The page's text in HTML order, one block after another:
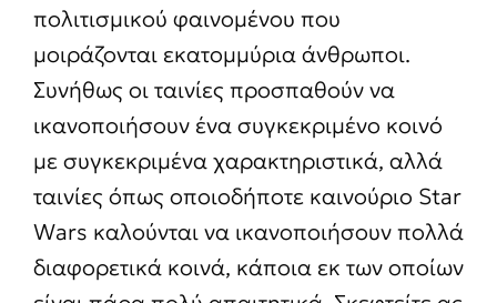
πολιτισμικού φαινομένου που
μοιράζονται εκατομμύρια άνθρωποι.
Συνήθως οι ταινίες προσπαθούν να
ικανοποιήσουν ένα συγκεκριμένο κοινό
με συγκεκριμένα χαρακτηριστικά, αλλά
ταινίες όπως οποιοδήποτε καινούριο Star
Wars καλούνται να ικανοποιήσουν πολλά
διαφορετικά κοινά, κάποια εκ των οποίων